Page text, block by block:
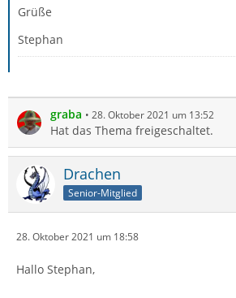
Grüße
Stephan
graba 28. Oktober 2021 um 13:52
Hat das Thema freigeschaltet.
Drachen
Senior-Mitglied
28. Oktober 2021 um 18:58
Hallo Stephan,